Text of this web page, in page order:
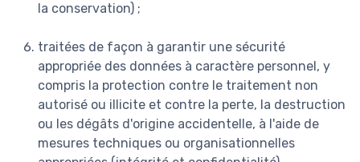
la conservation) ;
traitées de façon à garantir une sécurité
appropriée des données à caractère personnel, y
compris la protection contre le traitement non
autorisé ou illicite et contre la perte, la destruction
ou les dégâts d'origine accidentelle, à l'aide de
mesures techniques ou organisationnelles